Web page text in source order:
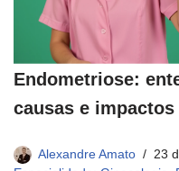
Endometriose:
causas e
Alexandre Amato
23